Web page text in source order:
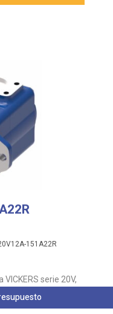
151A22R
serie 20V,